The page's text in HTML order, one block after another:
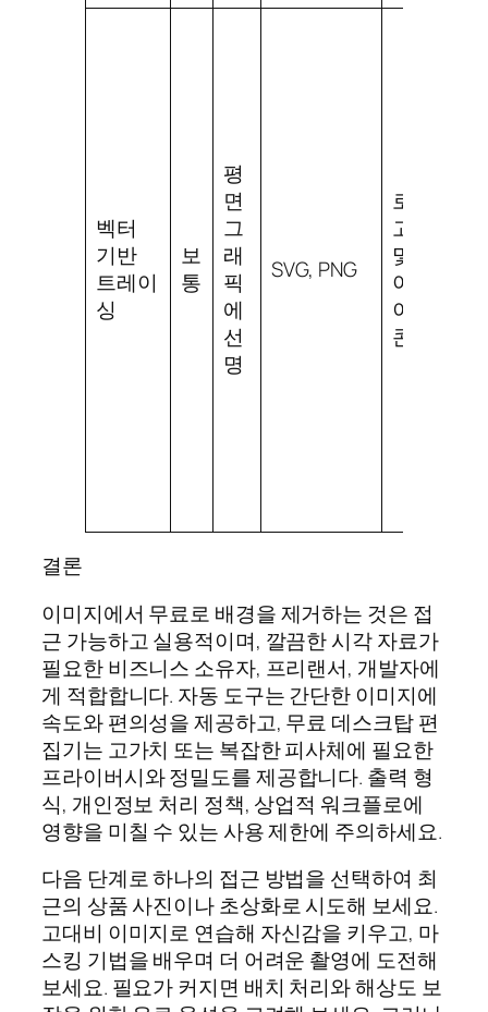
벡터
기반
트레이
싱
보
통
평
면
그
래
픽
에
선
명
SVG, PNG
로
고
및
아
이
콘
결론
이미지에서 무료로 배경을 제거하는 것은 접
근 가능하고 실용적이며, 깔끔한 시각 자료가
필요한 비즈니스 소유자, 프리랜서, 개발자에
게 적합합니다. 자동 도구는 간단한 이미지에
속도와 편의성을 제공하고, 무료 데스크탑 편
집기는 고가치 또는 복잡한 피사체에 필요한
프라이버시와 정밀도를 제공합니다. 출력 형
식, 개인정보 처리 정책, 상업적 워크플로에
영향을 미칠 수 있는 사용 제한에 주의하세요.
다음 단계로 하나의 접근 방법을 선택하여 최
근의 상품 사진이나 초상화로 시도해 보세요.
고대비 이미지로 연습해 자신감을 키우고, 마
스킹 기법을 배우며 더 어려운 촬영에 도전해
보세요. 필요가 커지면 배치 처리와 해상도 보